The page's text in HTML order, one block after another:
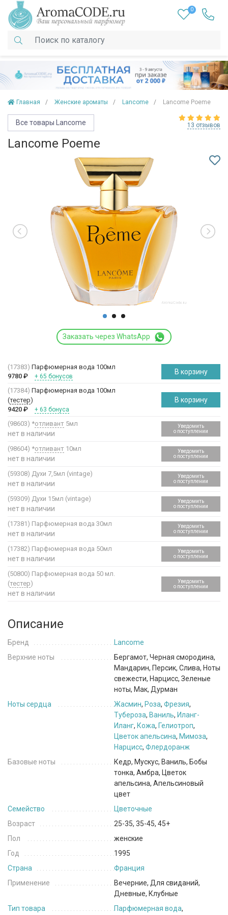
0
Главная Женские ароматы Lancome Lancome Poeme
Все товары Lancome 13 отзывов
Lancome Poeme
Заказать через WhatsApp
(17383) Парфюмерная вода 100мл
9780 ₽ + 65 бонусов
В корзину
(17384) Парфюмерная вода 100мл
(тестер)
9420 ₽ + 63 бонуса
В корзину
(98603) *отливант 5мл
нет в наличии
Уведомить
о поступлении
(98604) *отливант 10мл
нет в наличии
Уведомить
о поступлении
(59308) Духи 7,5мл (vintage)
нет в наличии
Уведомить
о поступлении
(59309) Духи 15мл (vintage)
нет в наличии
Уведомить
о поступлении
(17381) Парфюмерная вода 30мл
нет в наличии
Уведомить
о поступлении
(17382) Парфюмерная вода 50мл
нет в наличии
Уведомить
о поступлении
(50800) Парфюмерная вода 50 мл.
(тестер)
нет в наличии
Уведомить
о поступлении
Описание
Бренд
Lancome
Верхние ноты
Бергамот, Черная смородина,
Мандарин, Персик, Слива, Ноты
свежести, Нарцисс, Зеленые
ноты, Мак, Дурман
Ноты сердца
Жасмин, Роза, Фрезия,
Тубероза, Ваниль, Иланг-
Иланг, Кожа, Гелиотроп,
Цветок апельсина, Мимоза,
Нарцисс, Флердоранж
Базовые ноты
Кедр, Мускус, Ваниль, Бобы
тонка, Амбра, Цветок
апельсина, Апельсиновый
цвет
Семейство
Цветочные
Возраст
25-35, 35-45, 45+
Пол
женские
Год
1995
Страна
Франция
Применение
Вечерние, Для свиданий,
Дневные, Клубные
Тип товара
Парфюмерная вода,